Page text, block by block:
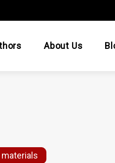
About Us
materials